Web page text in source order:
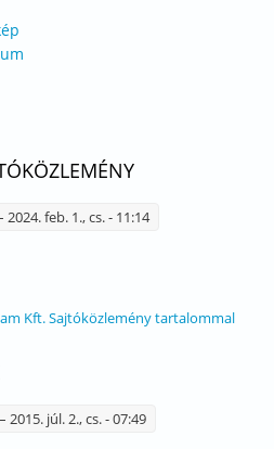
2024. feb. 1., cs. - 11:14
Kft. Sajtóközlemény tartalommal
– 2015. júl. 2., cs. - 07:49